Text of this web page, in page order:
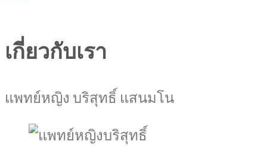
เกี่ยวกับเรา
แพทย์หญิง บริสุทธิ์ แสนมโน